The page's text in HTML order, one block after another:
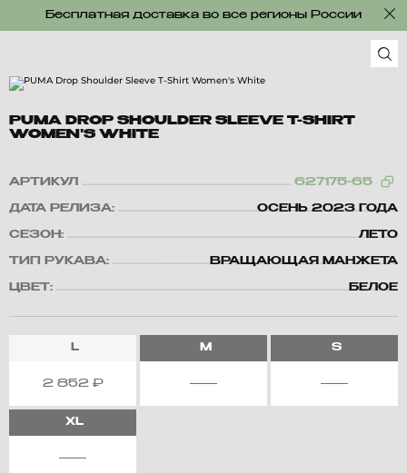
Бесплатная доставка во все регионы России
PUMA DROP SHOULDER SLEEVE T-SHIRT
WOMEN'S WHITE
АРТИКУЛ 627175-65
ДАТА РЕЛИЗА: ОСЕНЬ 2023 ГОДА
СЕЗОН: ЛЕТО
ТИП РУКАВА: ВРАЩАЮЩАЯ МАНЖЕТА
ЦВЕТ: БЕЛОЕ
L
2 852 ₽
M S
XL